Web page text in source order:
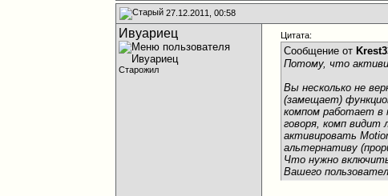
27.12.2011, 00:58
Ивуариец
Старожил
Цитата:
Сообщение от
Потому, что
Вы несколько не
(замещает)
компом работает в
говоря, комп видит
активировать
альтернативу
Что нужно
Вашего